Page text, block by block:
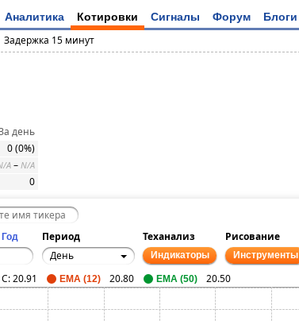
Аналитика Котировки Сигналы Форум Блоги
Задержка 15 минут
день
0 (0%)
A– N/A
0
Год Период Теханализ Рисование
День Индикаторы Инструменты
C:20.91 EMA (12) 20.80 EMA (50) 20.50